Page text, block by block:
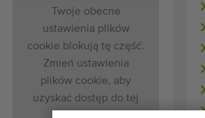
Twoje obecne
ustawienia plików
cookie blokują tę część.
Zmień ustawienia
plików cookie, aby
uzyskać dostęp do tej